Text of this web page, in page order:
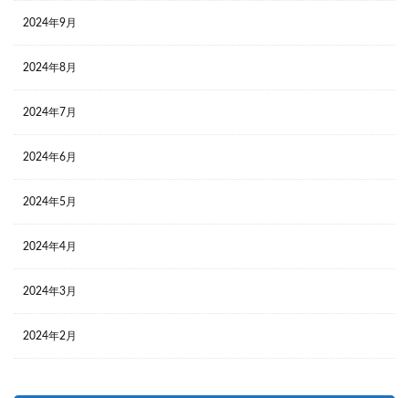
2024年9月
2024年8月
2024年7月
2024年6月
2024年5月
2024年4月
2024年3月
2024年2月